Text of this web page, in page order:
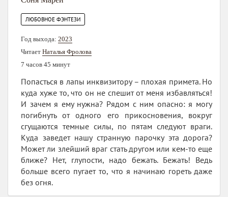
ЛЮБОВНОЕ ФЭНТЕЗИ
Год выхода: 2023
Читает Наталья Фролова
7 часов 45 минут
Попасться в лапы инквизитору – плохая примета. Но
куда хуже то, что он не спешит от меня избавляться!
И зачем я ему нужна? Рядом с ним опасно: я могу
погибнуть от одного его прикосновения, вокруг
сгущаются темные силы, по пятам следуют враги.
Куда заведет нашу странную парочку эта дорога?
Может ли злейший враг стать другом или кем-то еще
ближе? Нет, глупости, надо бежать. Бежать! Ведь
больше всего пугает то, что я начинаю гореть даже
без огня.